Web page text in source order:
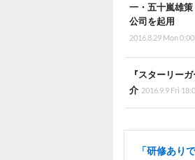
一・五十嵐雄策
公司を起用
2016.8.29 Mon 0:00
『スターリー
介 2016.9.9 Fri
「研修あり